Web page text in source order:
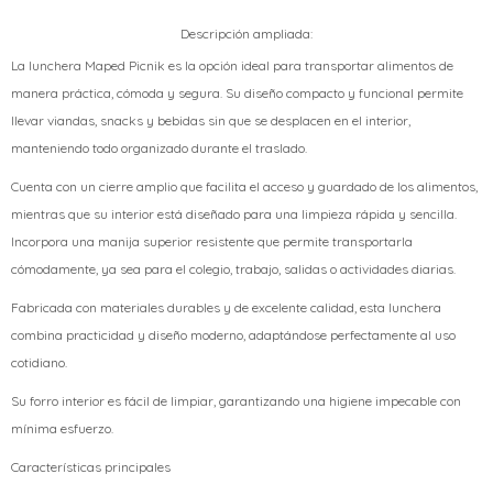
Descripción ampliada:
La lunchera Maped Picnik es la opción ideal para transportar alimentos de
manera práctica, cómoda y segura. Su diseño compacto y funcional permite
llevar viandas, snacks y bebidas sin que se desplacen en el interior,
manteniendo todo organizado durante el traslado.
Cuenta con un cierre amplio que facilita el acceso y guardado de los alimentos,
mientras que su interior está diseñado para una limpieza rápida y sencilla.
Incorpora una manija superior resistente que permite transportarla
cómodamente, ya sea para el colegio, trabajo, salidas o actividades diarias.
Fabricada con materiales durables y de excelente calidad, esta lunchera
combina practicidad y diseño moderno, adaptándose perfectamente al uso
cotidiano.
Su forro interior es fácil de limpiar, garantizando una higiene impecable con
mínima esfuerzo.
Características principales